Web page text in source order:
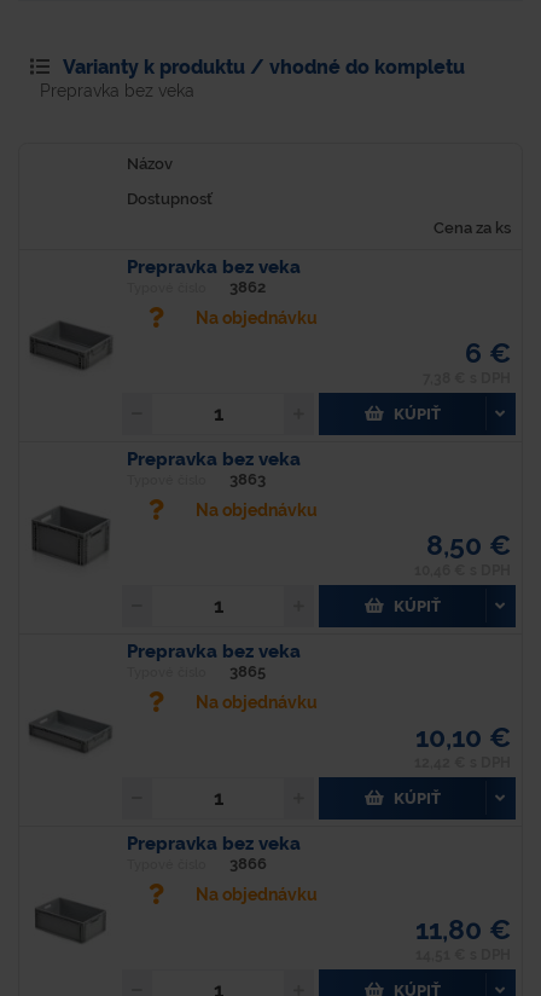
Varianty k produktu / vhodné do kompletu
Prepravka bez veka
Názov
Dostupnosť
Cena za ks
Prepravka bez veka
3862
Na objednávku
6 €
KÚPIŤ
Prepravka bez veka
3863
Na objednávku
8,50 €
KÚPIŤ
Prepravka bez veka
3865
Na objednávku
10,10 €
KÚPIŤ
Prepravka bez veka
3866
Na objednávku
11,80 €
KÚPIŤ